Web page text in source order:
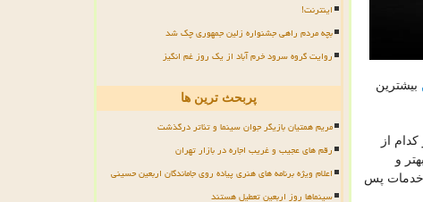
بیشترین
از
و
خدمات پس
اینترنت!
بچه مردم راهی جشنواره زلین جمهوری چک شد
روایت گروه سرود خرم آباد از یک روز غم انگیز
پربحث ترین ها
مریم همتیان بازیگر جوان سینما و تئاتر درگذشت
رقم های عجیب و غریب اجاره در بازار تهران
اعلام ویژه برنامه های هنری پیاده روی جاماندگان اربعین حسینی
سینماها روز اربعین تعطیل هستند